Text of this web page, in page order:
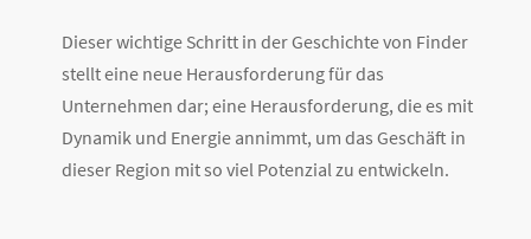
Dieser wichtige Schritt in der Geschichte von Finder
stellt eine neue Herausforderung für das
Unternehmen dar; eine Herausforderung, die es mit
Dynamik und Energie annimmt, um das Geschäft in
dieser Region mit so viel Potenzial zu entwickeln.